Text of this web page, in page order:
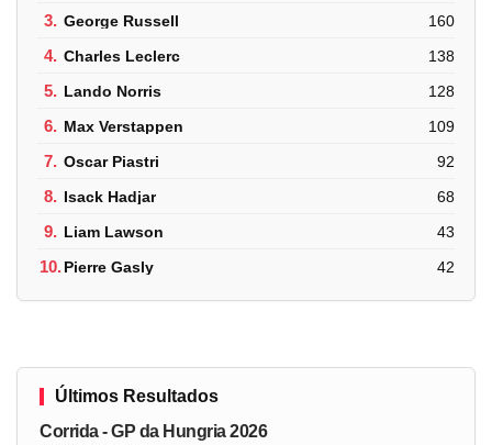
3. George Russell 160
4. Charles Leclerc 138
5. Lando Norris 128
6. Max Verstappen 109
7. Oscar Piastri 92
8. Isack Hadjar 68
9. Liam Lawson 43
10.Pierre Gasly 42
Últimos Resultados
Corrida - GP da Hungria 2026